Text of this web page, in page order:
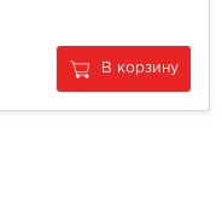
В корзину